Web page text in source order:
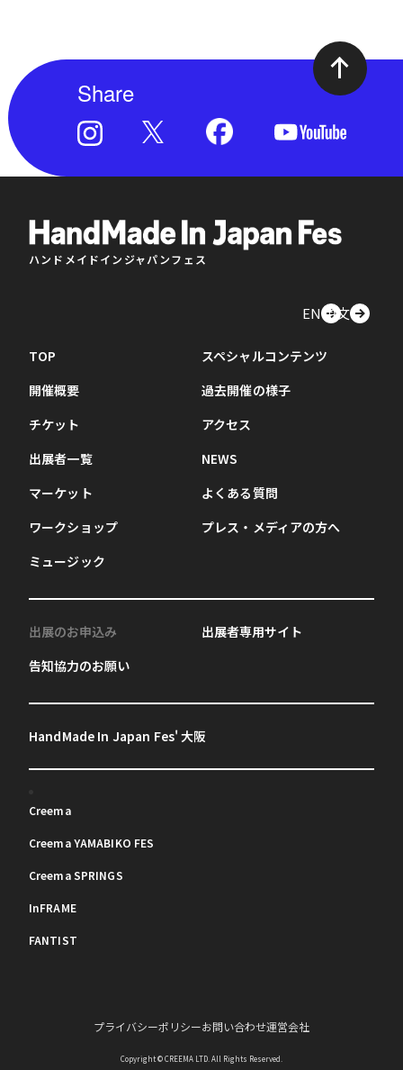
Share
ハンドメイドインジャパンフェス
EN中文
TOP
開催概要
チケット
出展者一覧
マーケット
ワークショップ
ミュージック
スペシャルコンテンツ
過去開催の様子
アクセス
NEWS
よくある質問
プレス・メディアの方へ
出展のお申込み
告知協力のお願い
出展者専用サイト
HandMade In Japan Fes' 大阪
Creema
Creema YAMABIKO FES
Creema SPRINGS
InFRAME
FANTIST
プライバシーポリシーお問い合わせ運営会社
Copyright © CREEMA LTD. All Rights Reserved.